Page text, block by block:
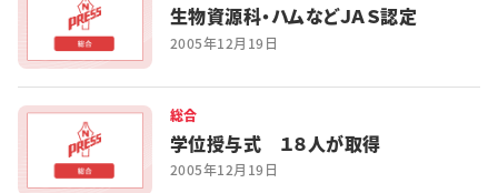
生物資源科・ハムなどＪＡＳ認定
2005年12月19日
総合
学位授与式 １８人が取得
2005年12月19日